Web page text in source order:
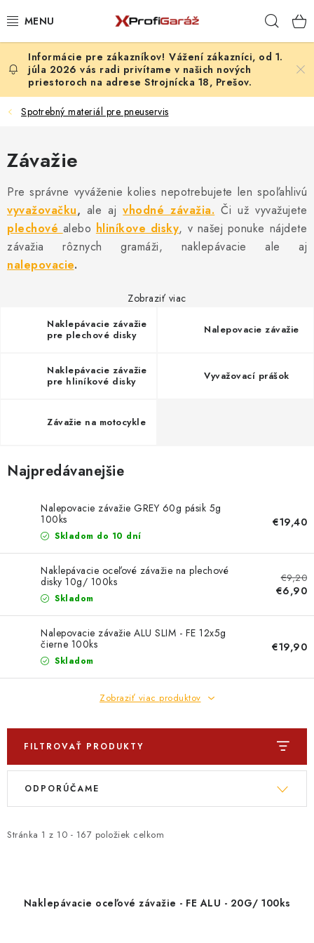
na
REALIZÁCIE & RIEŠENIA
AKCIE A NOVINKY
NÁRADIE PODĽA TYPU OPRAVY
VYBAVENIE DIELNE
NÁRADIE
AUTODOPLNKY
KRYCIE PLACHTY - CELTY
BALENIE A EXPEDÍCIA
Ako nakupovať Obchodné podmienky
Doprava a platba
Ochrana osobných údajov
Licenčné zmluvy k fotografiám
Osobné vyzdvihnutie v Prešove
Doplnkové služby Profigaráž.sk
Newsletter z Profigaráž.sk
Darček k objednávke
Vážení zákazníci, od 1.
júla 2026 vás radi privítame v našich nových
priestoroch na adrese Strojnícka 18, Prešov.
Spotrebný materiál pre pneuservis
Závažie
Pre správne vyváženie kolies nepotrebujete len spoľahlivú
vyvažovačku, ale ajvhodné závažia. Či už vyvažujete
plechové alebo hliníkove disky, v našej ponuke nájdete
závažia rôznych gramáži, naklepávacie ale aj
nalepovacie.
Zobraziť viac
Naklepávacie závažie
pre plechové disky
Nalepovacie závažie
Naklepávacie závažie
pre hliníkové disky
Vyvažovací prášok
Závažie na motocykle
Najpredávanejšie
Nalepovacie závažie GREY 60g pásik 5g
100ks
Skladom do 10 dní
€19,40
Naklepávacie oceľové závažie na plechové
disky 10g/ 100ks
Skladom
€9,20
€6,90
Nalepovacie závažie ALU SLIM - FE 12x5g
čierne 100ks
Skladom
€19,90
Zobraziť viac produktov
FILTROVAŤ PRODUKTY
V
i
Stránka 1 z 10 - 167 položiek celkom
R
e
ODPORÚČAME
Naklepávacie oceľové závažie - FE ALU - 20G/ 100ks